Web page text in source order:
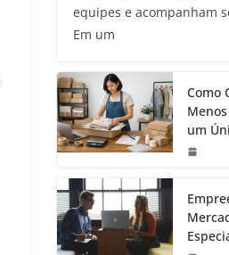
equipes e acompanham
Em um
Como
um